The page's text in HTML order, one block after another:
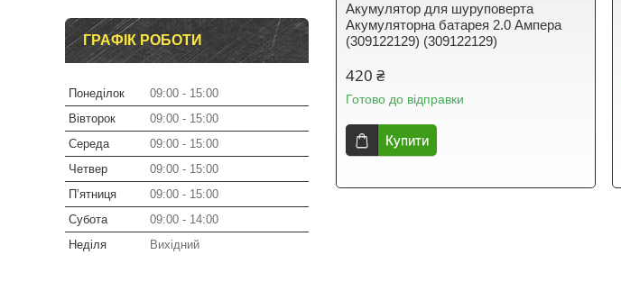
Акумулятор для шуруповерта
Акумуляторна батарея 2.0 Ампера
(309122129) (309122129)
420 ₴
Готово до відправки
Купити
ГРАФІК РОБОТИ
Понеділок 09:00
15:00
Вівторок
09:00
15:00
Середа
09:00
15:00
Четвер
09:00
15:00
Пʼятниця
09:00
15:00
Субота
09:00
14:00
Неділя
Вихідний